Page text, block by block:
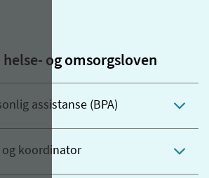
og omsorgsloven
assistanse (BPA)
koordinator